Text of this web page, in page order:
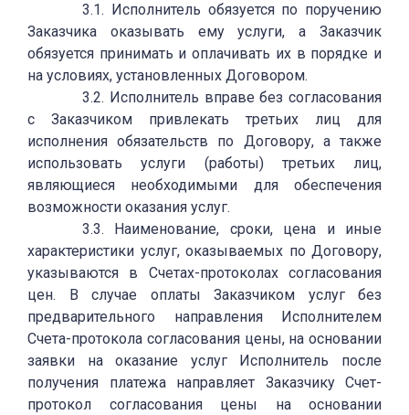
3.1. Исполнитель обязуется по поручению
Заказчика оказывать ему услуги, а Заказчик
обязуется принимать и оплачивать их в порядке и
на условиях, установленных Договором.
3.2. Исполнитель вправе без согласования
с Заказчиком привлекать третьих лиц для
исполнения обязательств по Договору, а также
использовать услуги (работы) третьих лиц,
являющиеся необходимыми для обеспечения
возможности оказания услуг.
3.3. Наименование, сроки, цена и иные
характеристики услуг, оказываемых по Договору,
указываются в Счетах-протоколах согласования
цен. В случае оплаты Заказчиком услуг без
предварительного направления Исполнителем
Счета-протокола согласования цены, на основании
заявки на оказание услуг Исполнитель после
получения платежа направляет Заказчику Счет-
протокол согласования цены на основании